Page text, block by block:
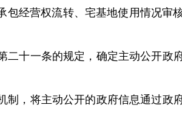
经营权流转、宅基地使用情况审
十一条的规定，确定主动公开政
，将主动公开的政府信息通过政